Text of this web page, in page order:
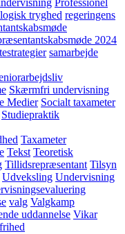
Professionel
tryghed regeringens
2024
samarbejde
Skærmfri undervisning
Medier Socialt taxameter
Studiepraktik
Taxameter
Tekst Teoretisk
Tillidsrepræsentant Tilsyn
Udveksling Undervisning
valg Valgkamp
uddannelse Vikar